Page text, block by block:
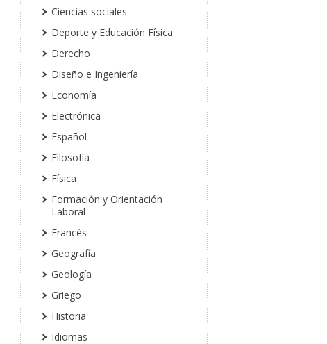
Ciencias sociales
Deporte y Educación Física
Derecho
Diseño e Ingeniería
Economía
Electrónica
Español
Filosofía
Física
Formación y Orientación
Laboral
Francés
Geografía
Geología
Griego
Historia
Idiomas